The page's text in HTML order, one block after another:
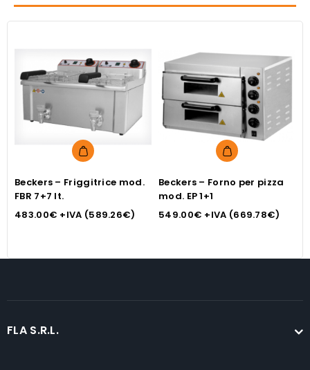
Beckers – Friggitrice mod.
FBR 7+7 lt.
483.00€ +IVA (589.26€)
Beckers – Forno per pizza
mod. EP 1+1
549.00€ +IVA (669.78€)
FLA S.R.L.